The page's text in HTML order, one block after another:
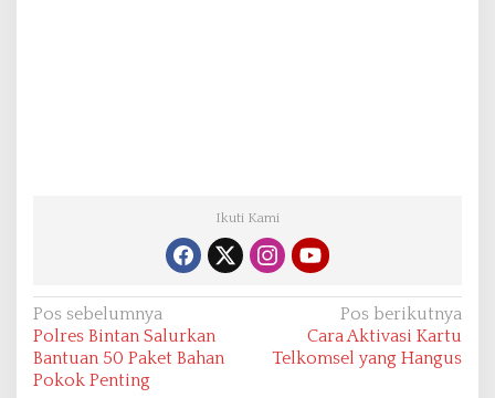
Ikuti Kami
N
a
v
Pos sebelumnya
Polres Bintan Salurkan
Bantuan 50 Paket Bahan
Pokok Penting
Pos berikutnya
Cara Aktivasi Kartu
Telkomsel yang Hangus